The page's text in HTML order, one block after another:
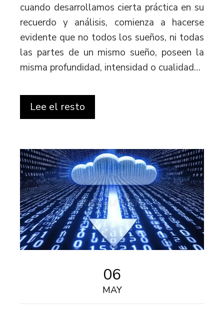
cuando desarrollamos cierta práctica en su
recuerdo y análisis, comienza a hacerse
evidente que no todos los sueños, ni todas
las partes de un mismo sueño, poseen la
misma profundidad, intensidad o cualidad…
Lee el resto
06
MAY